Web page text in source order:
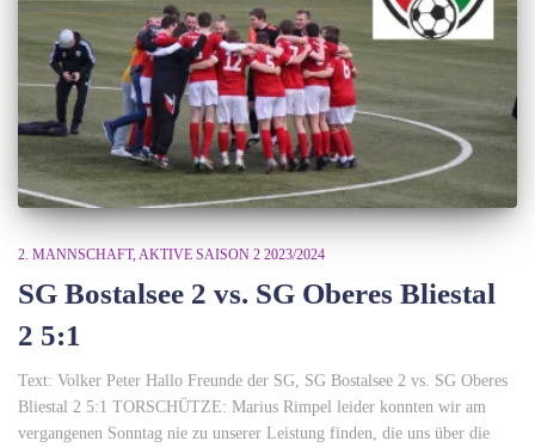
2. MANNSCHAFT AKTIVE SAISON 2 2023/2024
SG Bostalsee 2 vs. SG Oberes Bliestal
2 5:1
Text: Volker Peter Hallo Freunde der SG, SG Bostalsee 2 vs. SG Oberes
Bliestal 2 5:1 TORSCHÜTZE: Marius Rimpel leider konnten wir am
vergangenen Sonntag nie zu unserer Leistung finden, die uns über die